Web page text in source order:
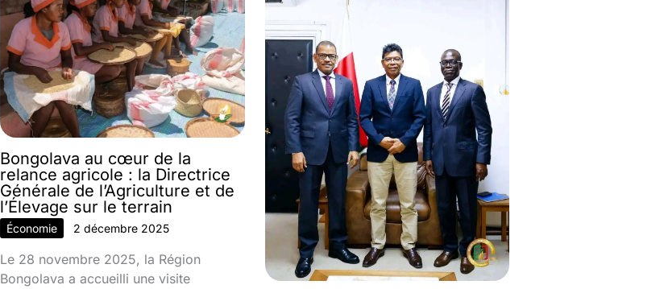
Bongolava au cœur de la
relance agricole : la Directrice
Générale de l’Agriculture et de
l’Élevage sur le terrain
Économie 2 décembre 2025
Le 28 novembre 2025, la Région
Bongolava a accueilli une visite